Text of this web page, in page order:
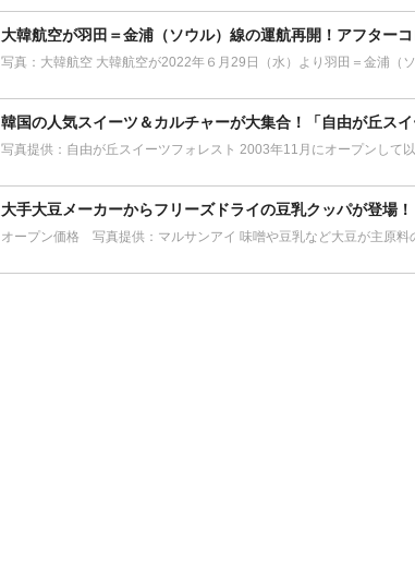
大韓航空が羽田＝金浦（ソウル）線の運航再開！アフター
写真：大韓航空 大韓航空が2022年６月29日（水）より羽田＝金浦（
韓国の人気スイーツ＆カルチャーが大集合！「自由が丘ス
写真提供：自由が丘スイーツフォレスト 2003年11月にオープンして
大手大豆メーカーからフリーズドライの豆乳クッパが登場
オープン価格 写真提供：マルサンアイ 味噌や豆乳など大豆が主原料